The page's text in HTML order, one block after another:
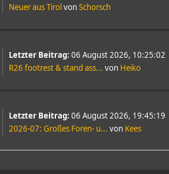
Neuer aus Tirolvon Schorsch
Letzter Beitrag: 06 August 2026, 10:25:02
R26 footrest & stand ass... von Heiko
Letzter Beitrag: 06 August 2026, 19:45:19
2026-07: Großes Foren- u... von Kees